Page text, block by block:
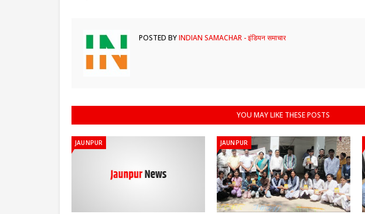
POSTED BYINDIAN SAMACHAR - इंडियन समाचार
YOU MAY LIKE THESE POSTS
JAUNPUR JAUNPUR